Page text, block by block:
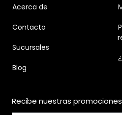
Acerca de
Contacto
Sucursales
Blog
Recibe nuestras